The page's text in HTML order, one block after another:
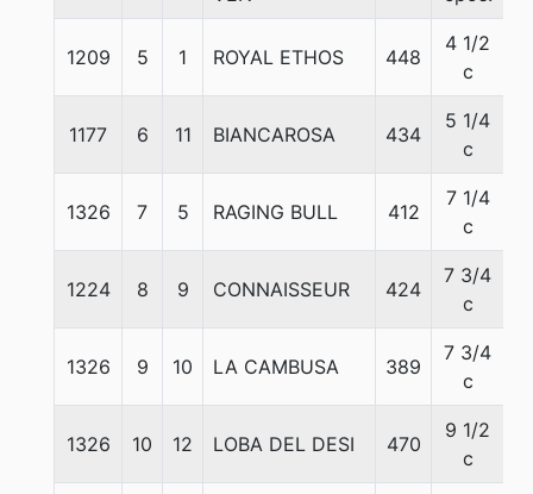
1209 5 1 ROYAL ETHOS 448
4 1/2
c
1177 6 11 BIANCAROSA 434
5 1/4
c
1326 7 5 RAGING BULL 412
7 1/4
c
1224 8 9 CONNAISSEUR 424
7 3/4
c
1326 9 10 LA CAMBUSA 389
7 3/4
c
1326 10 12 LOBA DEL DESI 470
9 1/2
c